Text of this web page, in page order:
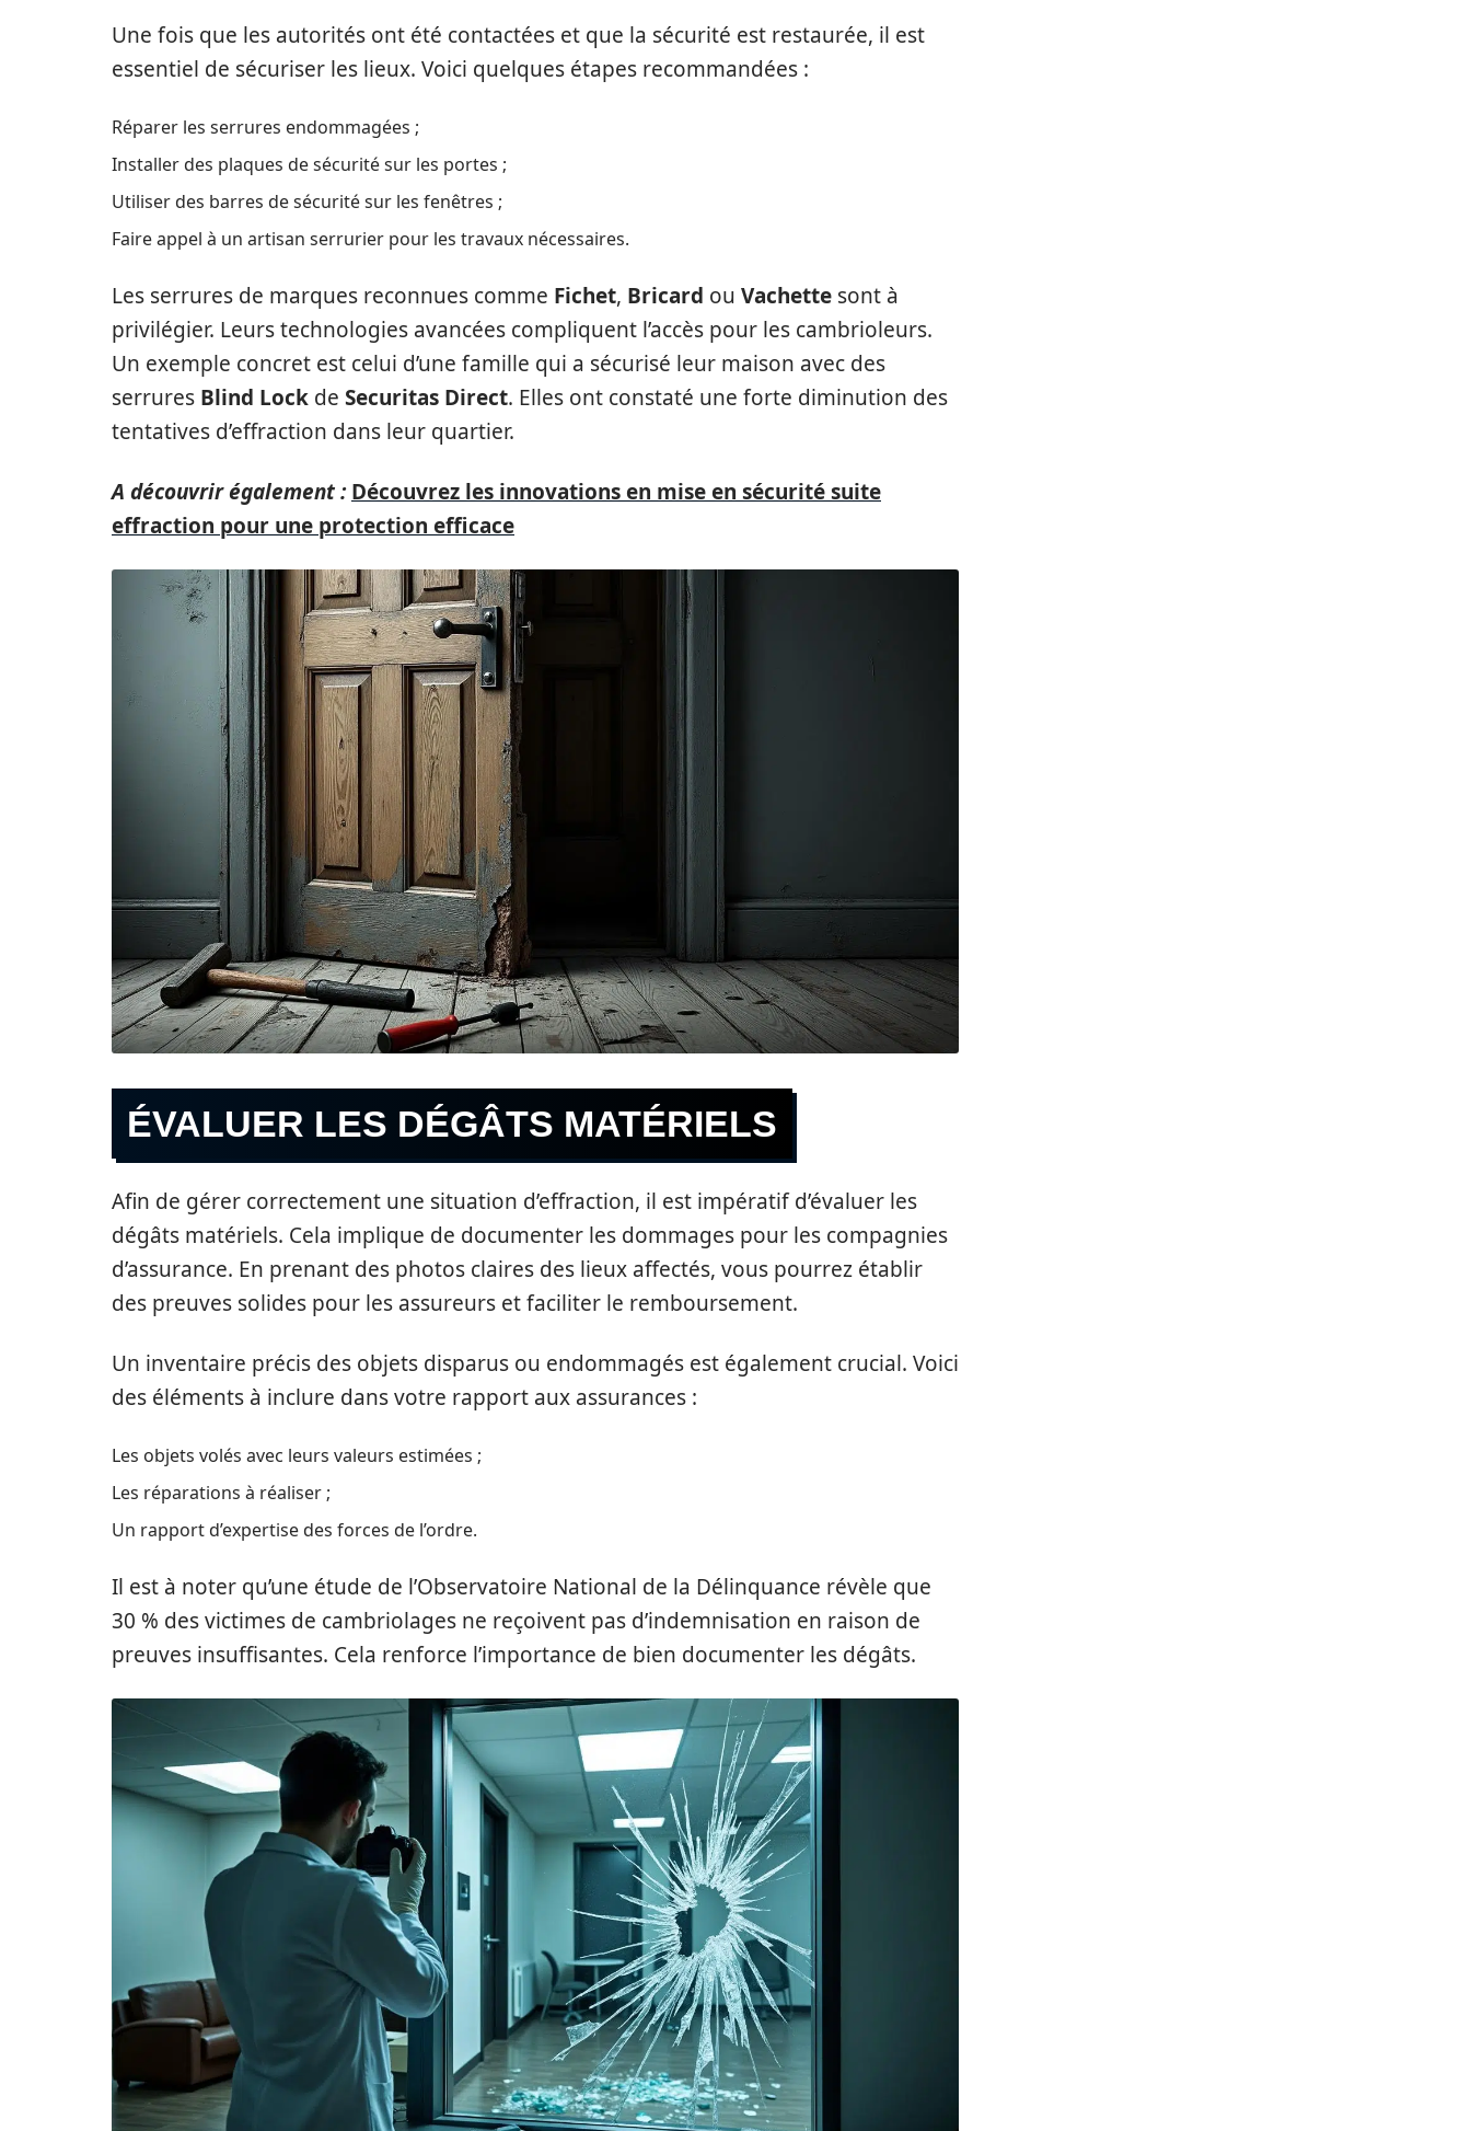
Une fois que les autorités ont été contactées et que la sécurité est restaurée, il est
essentiel de sécuriser les lieux. Voici quelques étapes recommandées :
Réparer les serrures endommagées ;
Installer des plaques de sécurité sur les portes ;
Utiliser des barres de sécurité sur les fenêtres ;
Faire appel à un artisan serrurier pour les travaux nécessaires.
Les serrures de marques reconnues comme Fichet, Bricard ou Vachette sont à
privilégier. Leurs technologies avancées compliquent l’accès pour les cambrioleurs.
Un exemple concret est celui d’une famille qui a sécurisé leur maison avec des
serrures Blind Lock de Securitas Direct. Elles ont constaté une forte diminution des
tentatives d’effraction dans leur quartier.
A découvrir également : Découvrez les innovations en mise en sécurité suite
effraction pour une protection efficace
ÉVALUER LES DÉGÂTS MATÉRIELS
Afin de gérer correctement une situation d’effraction, il est impératif d’évaluer les
dégâts matériels. Cela implique de documenter les dommages pour les compagnies
d’assurance. En prenant des photos claires des lieux affectés, vous pourrez établir
des preuves solides pour les assureurs et faciliter le remboursement.
Un inventaire précis des objets disparus ou endommagés est également crucial. Voici
des éléments à inclure dans votre rapport aux assurances :
Les objets volés avec leurs valeurs estimées ;
Les réparations à réaliser ;
Un rapport d’expertise des forces de l’ordre.
Il est à noter qu’une étude de l’Observatoire National de la Délinquance révèle que
30 % des victimes de cambriolages ne reçoivent pas d’indemnisation en raison de
preuves insuffisantes. Cela renforce l’importance de bien documenter les dégâts.